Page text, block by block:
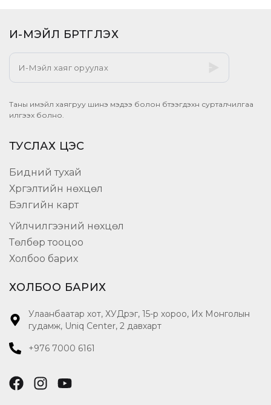
И-МЭЙЛ БҮРТГҮҮЛЭХ​
Таны имэйл хаягруу шинэ мэдээ болон бүтээгдэхүүн сурталчилгаа
илгээх болно.
ТУСЛАХ ЦЭС
Бидний тухай
Хүргэлтийн нөхцөл
Бэлгийн карт
Үйлчилгээний нөхцөл
Төлбөр тооцоо
Холбоо барих
ХОЛБОО БАРИХ
Улаанбаатар хот, ХУДүүрэг, 15-р хороо, Их Монголын
гудамж, Uniq Center, 2 давхарт
+976 7000 6161